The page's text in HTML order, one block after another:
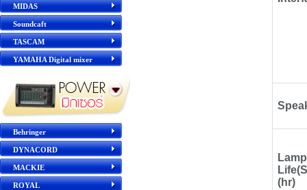
MIDAS
Soundcaft
TASCAM
YAMAHA Digital mixer
Behringer
DYNACORD
MACKIE
ROYAL
Lamp
(hr)